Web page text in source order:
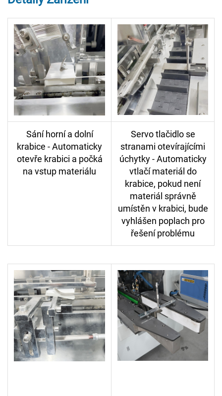
Sání horní a dolní
krabice - Automaticky
otevře krabici a počká
na vstup materiálu
Servo tlačidlo se
stranami otevírajícími
úchytky - Automaticky
vtlačí materiál do
krabice, pokud není
materiál správně
umístěn v krabici, bude
vyhlášen poplach pro
řešení problému